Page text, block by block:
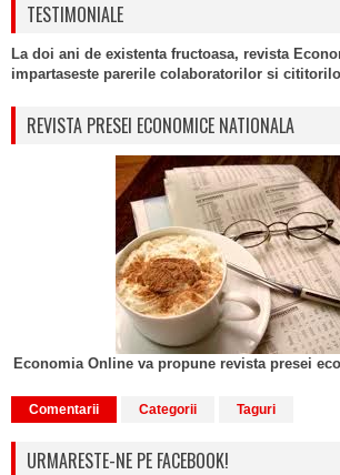
TESTIMONIALE
La doi ani de existenta fructoasa, revista
impartaseste parerile colaboratorilor si
REVISTA PRESEI ECONOMICE NATIONALA
Economia Online va propune revista presei
Comentarii Categorii Taguri
URMARESTE-NE PE FACEBOOK!